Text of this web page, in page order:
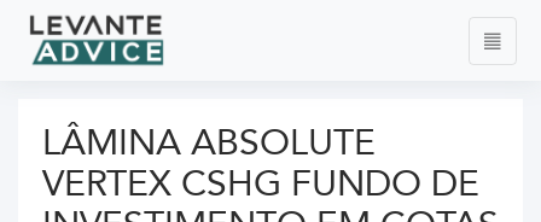
LÂMINA ABSOLUTE
VERTEX CSHG FUNDO DE